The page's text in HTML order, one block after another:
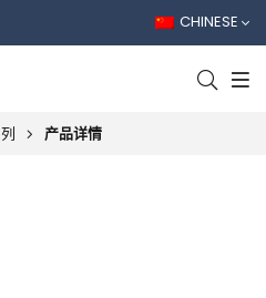
CHINESE
产品详情